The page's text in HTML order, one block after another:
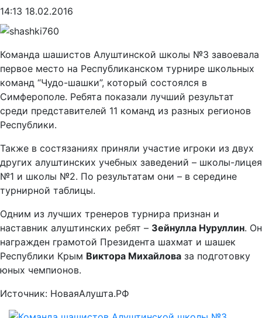
14:13 18.02.2016
Команда шашистов Алуштинской школы №3 завоевала
первое место на Республиканском турнире школьных
команд “Чудо-шашки”, который состоялся в
Симферополе. Ребята показали лучший результат
среди представителей 11 команд из разных регионов
Республики.
Также в состязаниях приняли участие игроки из двух
других алуштинских учебных заведений – школы-лицея
№1 и школы №2. По результатам они – в середине
турнирной таблицы.
Одним из лучших тренеров турнира признан и
наставник алуштинских ребят – Зейнулла Нуруллин. Он
награжден грамотой Президента шахмат и шашек
Республики Крым Виктора Михайлова за подготовку
юных чемпионов.
Источник: НоваяАлушта.РФ